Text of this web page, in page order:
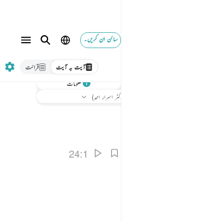
سائن ان کریں۔
آیت بہ آیت
قرائت
معلومات
: بیان القرآن (ڈاکٹر اسرار احمد)
24:1